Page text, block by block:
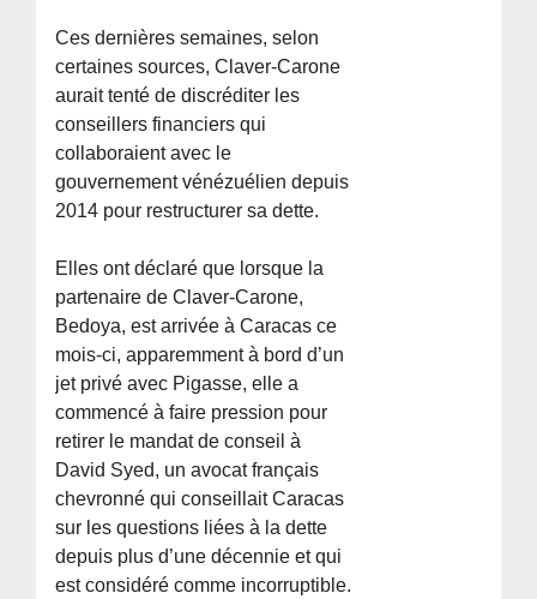
Ces dernières semaines, selon
certaines sources, Claver-Carone
aurait tenté de discréditer les
conseillers financiers qui
collaboraient avec le
gouvernement vénézuélien depuis
2014 pour restructurer sa dette.
Elles ont déclaré que lorsque la
partenaire de Claver-Carone,
Bedoya, est arrivée à Caracas ce
mois-ci, apparemment à bord d’un
jet privé avec Pigasse, elle a
commencé à faire pression pour
retirer le mandat de conseil à
David Syed, un avocat français
chevronné qui conseillait Caracas
sur les questions liées à la dette
depuis plus d’une décennie et qui
est considéré comme incorruptible.